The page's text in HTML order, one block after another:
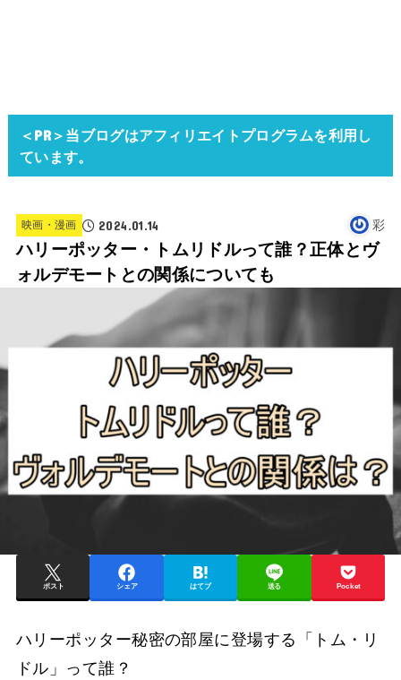
＜PR＞当ブログはアフィリエイトプログラムを利用し
ています。
映画・漫画 2024.01.14 彩
ハリーポッター・トムリドルって誰？正体とヴ
ォルデモートとの関係についても
ポスト シェア はてブ 送る Pocket
ハリーポッター秘密の部屋に登場する「トム・リ
ドル」って誰？